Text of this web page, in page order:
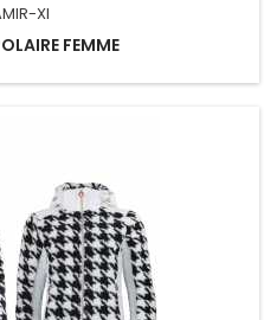
XI
FEMME